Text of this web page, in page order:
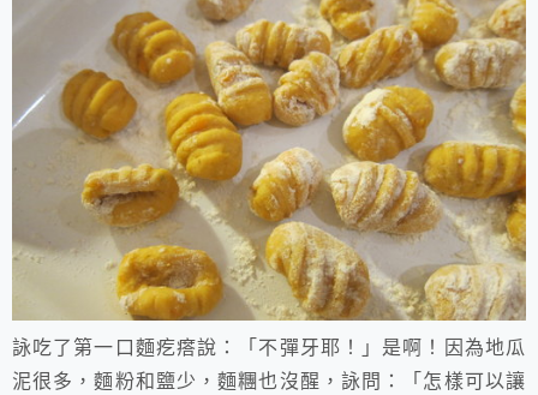
詠吃了第一口麵疙瘩說：「不彈牙耶！」是啊！因為地瓜
泥很多，麵粉和鹽少，麵糰也沒醒，詠問：「怎樣可以讓